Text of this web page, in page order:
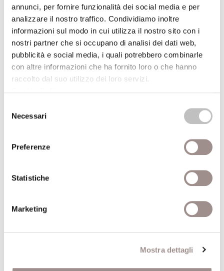
annunci, per fornire funzionalità dei social media e per
analizzare il nostro traffico. Condividiamo inoltre
informazioni sul modo in cui utilizza il nostro sito con i
nostri partner che si occupano di analisi dei dati web,
pubblicità e social media, i quali potrebbero combinarle
con altre informazioni che ha fornito loro o che hanno
raccolto dal suo utilizzo dei loro servizi.
delNecessari
Preferenze
Statistiche
Marketing
Mostra dettagli
11/06/2019
La libertà e la grazia
Leggere Francisco Suárez con gli occhi di Caravaggio
20/06/2019
Modernità. Storia e teoria di un’esperienza